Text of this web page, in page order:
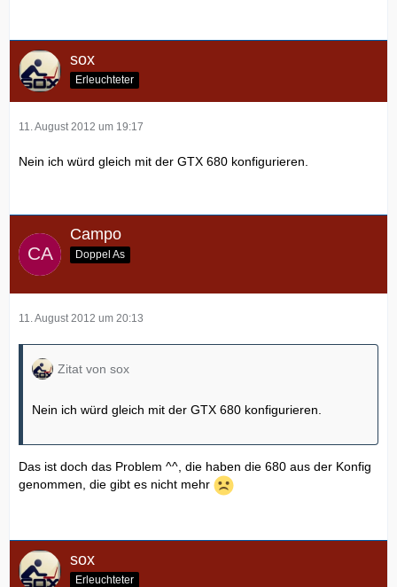
sox
Erleuchteter
11. August 2012 um 19:17
Nein ich würd gleich mit der GTX 680 konfigurieren.
Campo
Doppel As
11. August 2012 um 20:13
Zitat von sox
Nein ich würd gleich mit der GTX 680 konfigurieren.
Das ist doch das Problem ^^, die haben die 680 aus der Konfig
genommen, die gibt es nicht mehr
sox
Erleuchteter